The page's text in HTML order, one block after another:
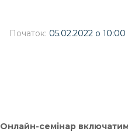
Початок: 05.02.2022 о 10:00
Онлайн-семінар